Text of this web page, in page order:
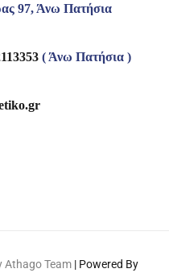
97, Άνω Πατήσια
( Άνω Πατήσια )
Athago Team | Powered By